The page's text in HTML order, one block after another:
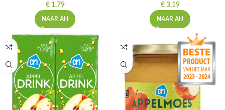
€1,79
NAAR AH
€3,19
NAAR AH